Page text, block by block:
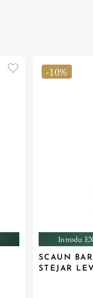
-10%
Introdu
SCAUN
STEJAR